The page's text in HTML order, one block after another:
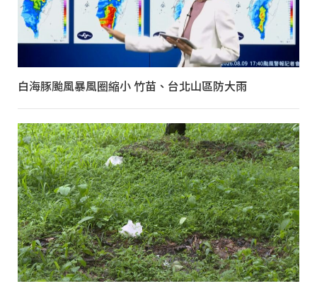
白海豚颱風暴風圈縮小 竹苗、台北山區防大雨